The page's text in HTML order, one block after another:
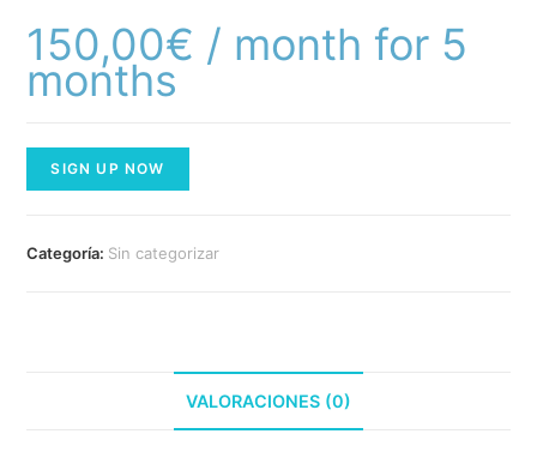
150,00€ / month for 5
months
SIGN UP NOW
Categoría: Sin categorizar
VALORACIONES (0)